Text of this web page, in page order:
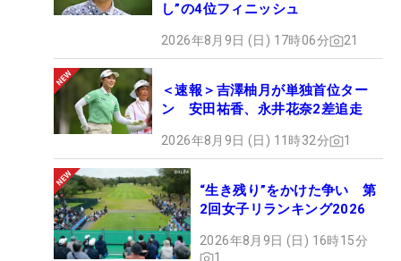
し”の4位フィニッシュ
2026年8月9日 (日) 17時06分 21
＜速報＞吉澤柚月が単独首位ター
ン 安田祐香、永井花奈2差追走
2026年8月9日 (日) 11時32分 1
“生き残り”をかけた争い 第
2回女子リランキング2026
2026年8月9日 (日) 16時15分
1